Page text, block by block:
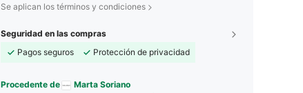
Se aplican los términos y condiciones
Seguridad en las compras
Pagos seguros
Protección de privacidad
Procedente de Marta Soriano